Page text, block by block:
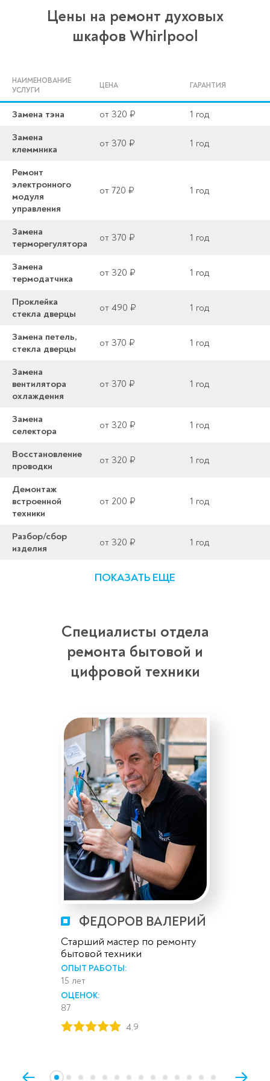
Цены на ремонт духовых
шкафов Whirlpool
НАИМЕНОВАНИЕ
УСЛУГИ
ЦЕНА ГАРАНТИЯ
Замена тэна от 320 ₽
1 год
Замена
клеммника
от 370 ₽ 1 год
Ремонт
электронного
модуля
управления
от 720 ₽ 1 год
Замена
терморегулятора
от 370 ₽ 1 год
Замена
термодатчика
от 320 ₽ 1 год
Проклейка
стекла дверцы
от 490 ₽ 1 год
Замена петель,
стекла дверцы
от 370 ₽ 1 год
Замена
вентилятора
охлаждения
от 370 ₽ 1 год
Замена
селектора
от 320 ₽ 1 год
Восстановление
проводки
от 320 ₽ 1 год
Демонтаж
встроенной
техники
от 200 ₽ 1 год
Разбор/сбор
изделия
от 320 ₽ 1 год
ПОКАЗАТЬ ЕЩЕ
Специалисты отдела
ремонта бытовой и
цифровой техники
ФЕДОРОВ ВАЛЕРИЙ
Старший мастер по ремонту
бытовой техники
ОПЫТ РАБОТЫ:
15 лет
ОЦЕНОК:
87
4,9